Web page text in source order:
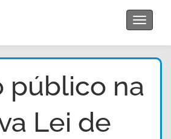
Toggle
público na
Lei de